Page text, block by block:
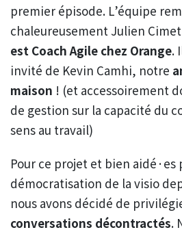
premier épisode. L’équipe
chaleureusement Julien
est Coach Agile chez Orange.
invité de Kevin Camhi, notre
maison ! (et accessoirement
de gestion sur la capacité du
sens au travail)
Pour ce projet et bien aidé·es
démocratisation de la visio
nous avons décidé de
conversations décontractés.